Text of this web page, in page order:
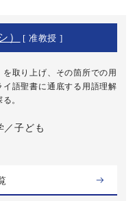
） [ 准教授 ]
取り上げ、その箇所での用
語聖書に通底する用語理解
。
／子ども